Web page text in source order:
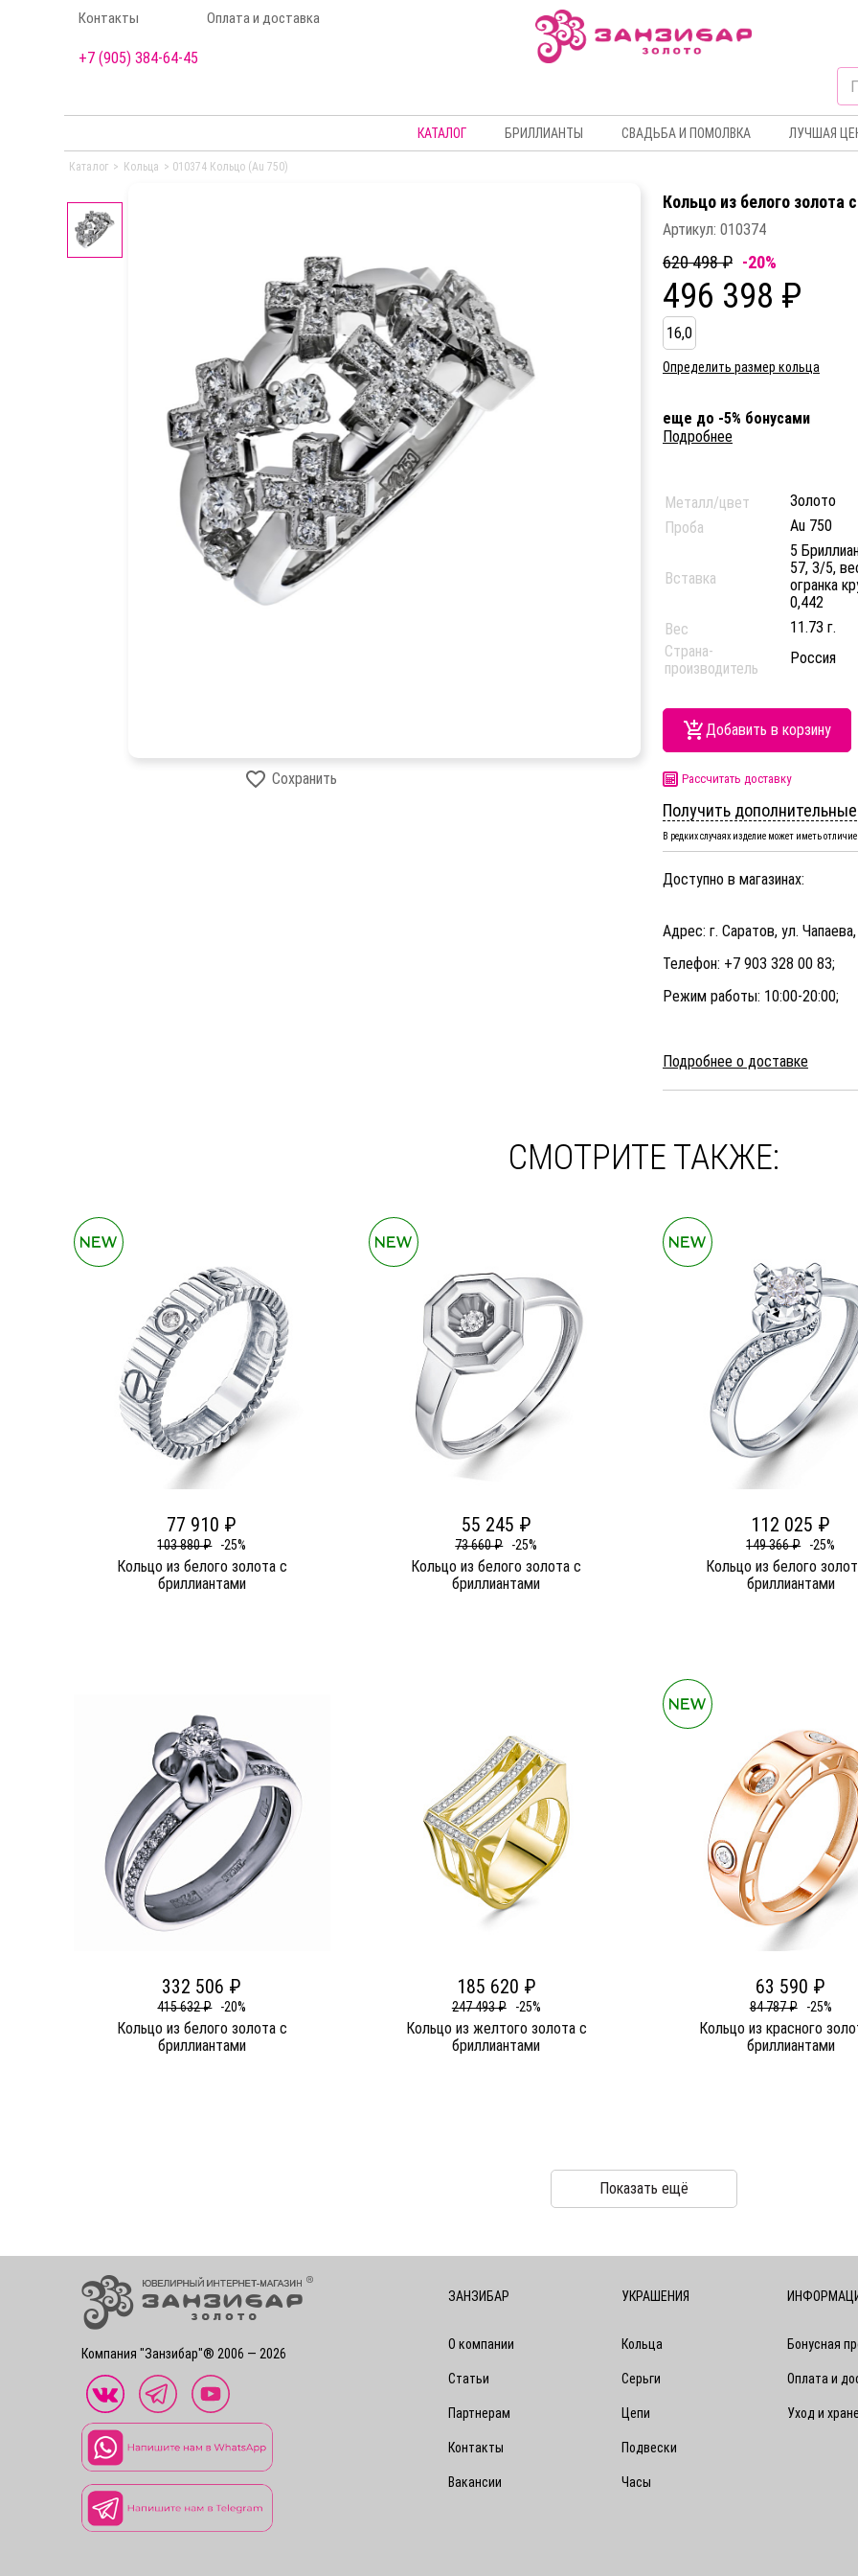
Контакты Оплата и доставка
+7 (905) 384-64-45
КАТАЛОГ БРИЛЛИАНТЫ СВАДЬБА И ПОМОЛВКА ЛУЧШАЯ
Каталог > Кольца > 010374 Кольцо (Au 750)
Сохранить
Кольцо из белого золота
Артикул: 010374
620 498 ₽ -20%
496 398 ₽
16,0
Определить размер кольца
еще до -5% бонусами
Подробнее
Металл/цвет
Золото
Проба
Au 750
Вставка
5
57, 3/5,
огранка
0,442
Вес
11.73 г.
Страна-
производитель
Россия
Добавить в корзину
Рассчитать доставку
Получить
В редких случаях изделие может иметь
Доступно в магазинах:
Адрес: г. Саратов, ул.
Телефон: +7 903 328 00 83;
Режим работы: 10:00-20:00;
Подробнее о доставке
СМОТРИТЕ ТАКЖЕ:
77 910 ₽
103 880 ₽ -25%
Кольцо из белого золота c
бриллиантами
55 245 ₽
73 660 ₽ -25%
Кольцо из белого золота c
бриллиантами
112 025 ₽
149 366 ₽ -25%
Кольцо из белого
бриллиантами
332 506 ₽
415 632 ₽ -20%
Кольцо из белого золота c
бриллиантами
185 620 ₽
247 493 ₽ -25%
Кольцо из желтого золота c
бриллиантами
63 590 ₽
84 787 ₽ -25%
Кольцо из красного
бриллиантами
Показать ещё
Компания "Занзибар"® 2006 — 2026
ЗАНЗИБАР
О компании
Статьи
Партнерам
Контакты
Вакансии
УКРАШЕНИЯ
Кольца
Серьги
Цепи
Подвески
Часы
Бонусная
Оплата и
Уход и